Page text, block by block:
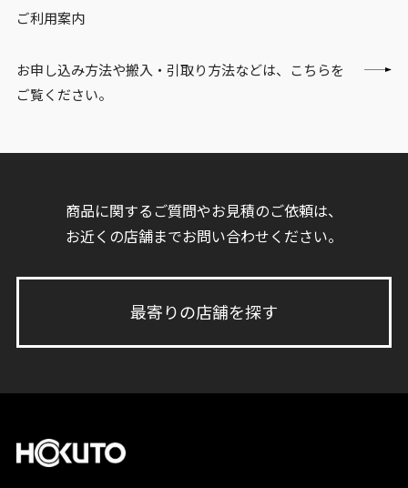
ご利用案内
お申し込み方法や搬入・引取り方法などは、こちらを
ご覧ください。
商品に関するご質問やお見積のご依頼は、
お近くの店舗までお問い合わせください。
最寄りの店舗を探す